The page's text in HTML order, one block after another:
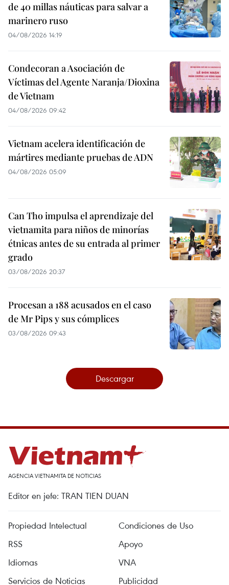
de 40 millas náuticas para salvar a
marinero ruso
04/08/2026 14:19
Condecoran a Asociación de
Víctimas del Agente Naranja/Dioxina
de Vietnam
04/08/2026 09:42
Vietnam acelera identificación de
mártires mediante pruebas de ADN
04/08/2026 05:09
Can Tho impulsa el aprendizaje del
vietnamita para niños de minorías
étnicas antes de su entrada al primer
grado
03/08/2026 20:37
Procesan a 188 acusados en el caso
de Mr Pips y sus cómplices
03/08/2026 09:43
Descargar
AGENCIA VIETNAMITA DE NOTICIAS
Editor en jefe: TRAN TIEN DUAN
Propiedad Intelectual
Condiciones de Uso
RSS
Apoyo
Idiomas
VNA
Servicios de Noticias
Publicidad